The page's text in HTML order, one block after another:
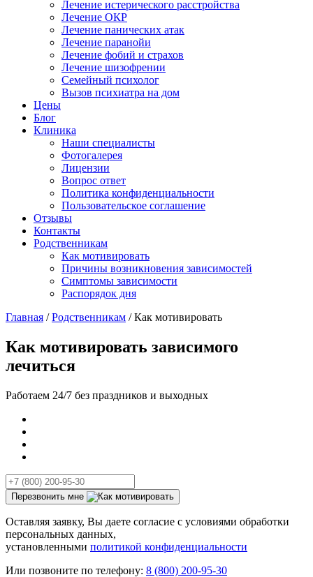
Лечение истерического расстройства
Лечение ОКР
Лечение панических атак
Лечение паранойи
Лечение фобий и страхов
Лечение шизофрении
Семейный психолог
Вызов психиатра на дом
Цены
Блог
Клиника
Наши специалисты
Фотогалерея
Лицензии
Вопрос ответ
Политика конфиденциальности
Пользовательское соглашение
Отзывы
Контакты
Родственникам
Как мотивировать
Причины возникновения зависимостей
Симптомы зависимости
Распорядок дня
Главная /Родственникам / Как мотивировать
Как мотивировать зависимого
лечиться
Работаем 24/7 без праздников и выходных
Перезвонить мне
Оставляя заявку, Вы даете согласие с условиями обработки
персональных данных,
установленными политикой конфиденциальности
Или позвоните по телефону: 8 (800) 200-95-30